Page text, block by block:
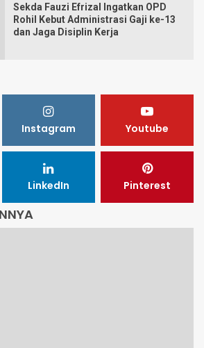
Sekda Fauzi Efrizal Ingatkan OPD
Rohil Kebut Administrasi Gaji ke-13
dan Jaga Disiplin Kerja
Instagram Youtube
LinkedIn Pinterest